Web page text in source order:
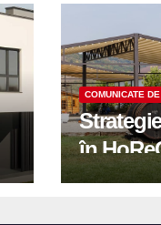
COMUNICATE
în